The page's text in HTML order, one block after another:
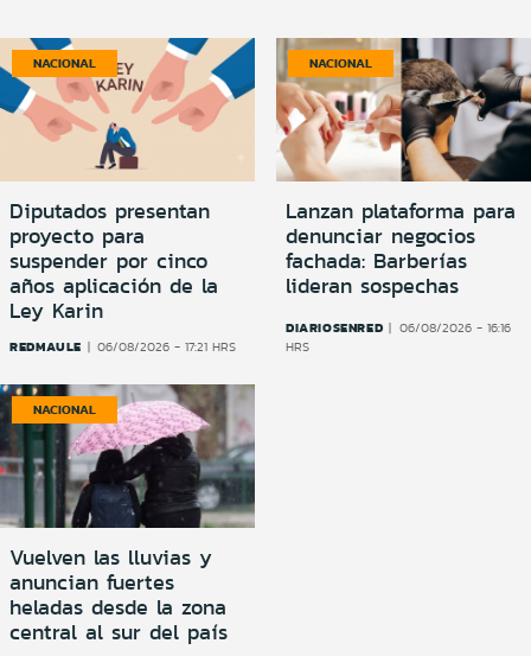
NACIONAL
Diputados presentan
proyecto para
suspender por cinco
años aplicación de la
Ley Karin
REDMAULE 06/08/2026 - 17:21 HRS
NACIONAL
Lanzan plataforma para
denunciar negocios
fachada: Barberías
lideran sospechas
DIARIOSENRED
06/08/2026 - 16:16
HRS
NACIONAL
Vuelven las lluvias y
anuncian fuertes
heladas desde la zona
central al sur del país